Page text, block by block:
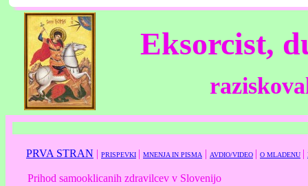
Eksorcist,
PRVA STRAN | PRISPEVKI | MNENJA IN PISMA | AVDIO/VIDEO | O MLADENU |
Prihod samooklicanih zdravilcev v Slovenijo